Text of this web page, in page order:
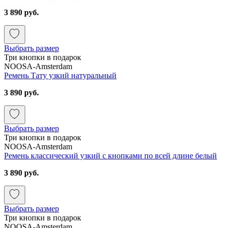
3 890 руб.
Выбрать размер
Три кнопки в подарок
NOOSA-Amsterdam
Ремень Тату узкий натуральный
3 890 руб.
Выбрать размер
Три кнопки в подарок
NOOSA-Amsterdam
Ремень классический узкий с кнопками по всей длине белый
3 890 руб.
Выбрать размер
Три кнопки в подарок